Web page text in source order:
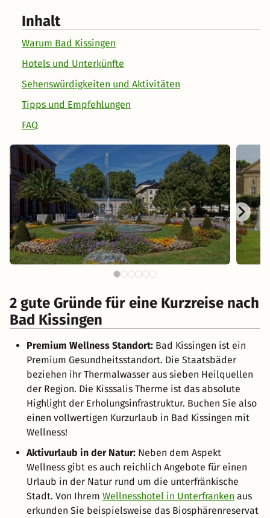
Inhalt
Warum Bad Kissingen
Hotels und Unterkünfte
Sehenswürdigkeiten und Aktivitäten
Tipps und Empfehlungen
FAQ
2 gute Gründe für eine Kurzreise nach
Bad Kissingen
Premium Wellness Standort: Bad Kissingen ist ein
Premium Gesundheitsstandort. Die Staatsbäder
beziehen ihr Thermalwasser aus sieben Heilquellen
der Region. Die Kisssalis Therme ist das absolute
Highlight der Erholungsinfrastruktur. Buchen Sie also
einen vollwertigen Kurzurlaub in Bad Kissingen mit
Wellness!
Aktivurlaub in der Natur: Neben dem Aspekt
Wellness gibt es auch reichlich Angebote für einen
Urlaub in der Natur rund um die unterfränkische
Stadt. Von Ihrem Wellnesshotel in Unterfranken aus
erkunden Sie beispielsweise das Biosphärenreservat